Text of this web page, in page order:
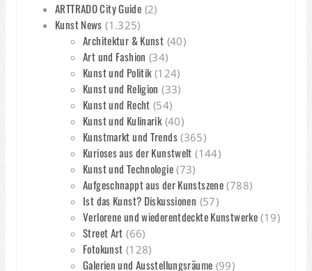
ARTTRADO City Guide (2)
Kunst News (1.325)
Architektur & Kunst (40)
Art und Fashion (34)
Kunst und Politik(124)
Kunst und Religion (33)
Kunst und Recht (54)
Kunst und Kulinarik(40)
Kunstmarkt und Trends(365)
Kurioses aus der Kunstwelt (144)
Kunst und Technologie(73)
Aufgeschnappt aus der Kunstszene (788)
Ist das Kunst? Diskussionen (57)
Verlorene und wiederentdeckte Kunstwerke (19)
Street Art (66)
Fotokunst (128)
Galerien und Ausstellungsräume (99)